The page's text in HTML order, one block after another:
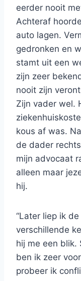
eerder nooit
Achteraf
auto lagen.
gedronken en
stamt uit een
zijn zeer
nooit zijn
Zijn vader wel.
kous af was.
de dader
mijn advocaat
alleen maar
hij.
“Later liep ik
verschillende
hij me een blik.
ben ik zeer
probeer ik